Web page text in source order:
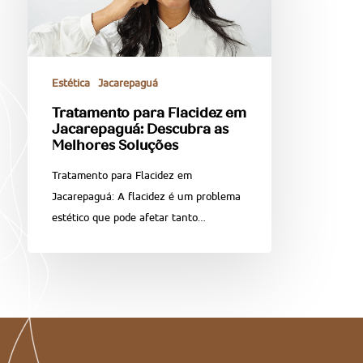
Estética Jacarepaguá
Tratamento para Flacidez em
Jacarepaguá: Descubra as
Melhores Soluções
Tratamento para Flacidez em
Jacarepaguá: A flacidez é um problema
estético que pode afetar tanto…